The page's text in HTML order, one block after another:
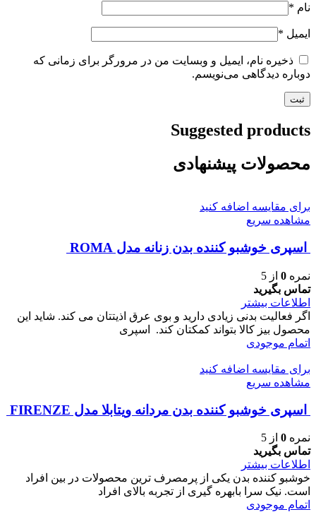
نام *
ایمیل *
ذخیره نام، ایمیل و وبسایت من در مرورگر برای زمانی که
دوباره دیدگاهی می‌نویسم.
Suggested products
محصولات پیشنهادی
برای مقایسه اضافه کنید
مشاهده سریع
اسپری خوشبو کننده بدن زنانه مدل ROMA
نمره 0 از 5
تماس بگیرید
اطلاعات بیشتر
اگر فعالیت بدنی زیادی دارید و بوی عرق اذیتتان می کند. شاید این
محصول بیز کالا بتواند کمکتان کند. اسپری
اتمام موجودی
برای مقایسه اضافه کنید
مشاهده سریع
اسپری خوشبو کننده بدن مردانه ویتابلا مدل FIRENZE
نمره 0 از 5
تماس بگیرید
اطلاعات بیشتر
خوشبو کننده بدن یکی از پرمصرف ترین محصولات در بین افراد
است. نیک سرا بابهره گیری از تجربه بالای افراد
اتمام موجودی